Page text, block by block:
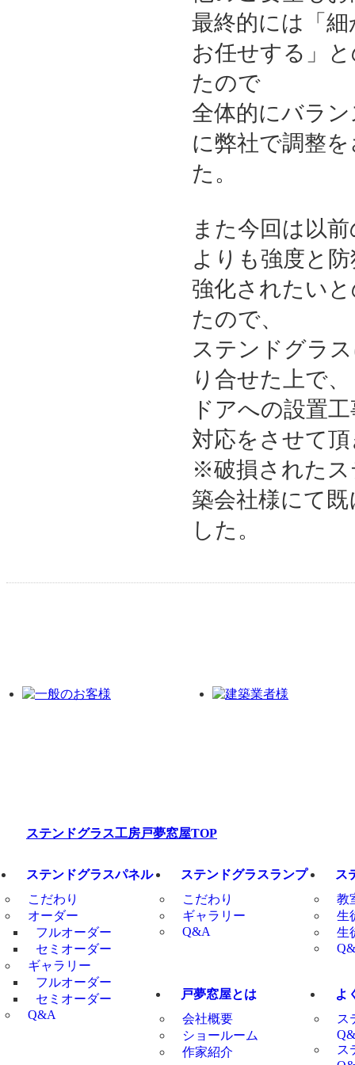
最終的には「
お任せする」
たので
全体的にバラ
に弊社で調整
た。
また今回は以
よりも強度と
強化されたい
たので、
ステンドグラ
り合せた上で、
ドアへの設置
対応をさせて
※破損された
築会社様にて
した。
ステンドグラス工房戸夢窓屋TOP
ステンドグラスパネル
こだわり
オーダー
フルオーダー
セミオーダー
ギャラリー
フルオーダー
セミオーダー
Q&A
ステンドグラスランプ
こだわり
ギャラリー
Q&A
ス
教
生
生
戸夢窓屋とは
会社概要
ショールーム
作家紹介
よ
ス
ス